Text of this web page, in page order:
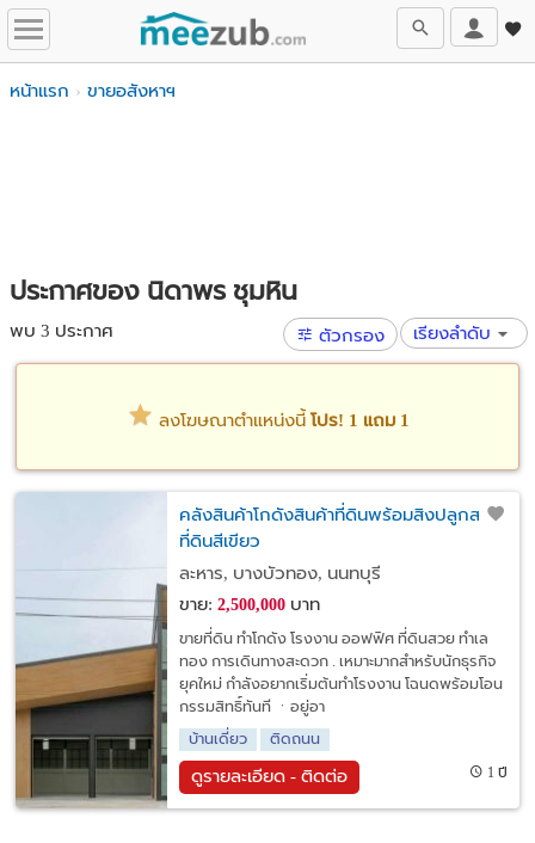
หน้าแรก ขายอสังหาฯ
ประกาศของ นิดาพร ชุมหิน
พบ 3 ประกาศ ตัวกรอง เรียงลำดับ
ลงโฆษณาตำแหน่งนี้ โปร! 1 แถม 1
คลังสินค้าโกดังสินค้าที่ดินพร้อมสิงปลูกสร้าง
ที่ดินสีเขียว
ละหาร, บางบัวทอง, นนทบุรี
ขาย: 2,500,000บาท
ขายที่ดิน ทำโกดัง โรงงาน ออฟฟิศ ที่ดินสวย ทำเล
ทอง การเดินทางสะดวก . เหมาะมากสำหรับนักธุรกิจ
ยุคใหม่ กำลังอยากเริ่มต้นทำโรงงาน โฉนดพร้อมโอน
กรรมสิทธิ์ทันที ㆍอยู่อา
บ้านเดี่ยว
ติดถนน
ดูรายละเอียด - ติดต่อ 1 ปี